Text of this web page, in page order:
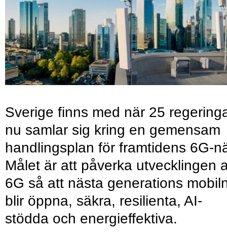
Sverige finns med när 25
nu samlar sig kring en gemensam
handlingsplan för framtidens 6G-
Målet är att påverka utvecklingen
6G så att nästa generations
blir öppna, säkra, resilienta, AI-
stödda och energieffektiva.